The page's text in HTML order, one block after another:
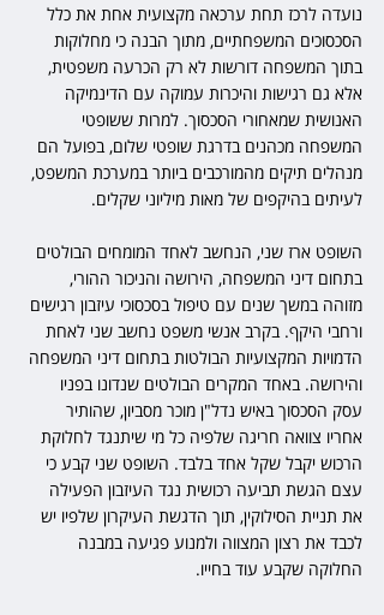
נועדה לרכז תחת ערכאה מקצועית אחת את כלל
הסכסוכים המשפחתיים, מתוך הבנה כי מחלוקות
בתוך המשפחה דורשות לא רק הכרעה משפטית,
אלא גם רגישות והיכרות עמוקה עם הדינמיקה
האנושית שמאחורי הסכסוך. למרות ששופטי
המשפחה מכהנים בדרגת שופטי שלום, בפועל הם
מנהלים תיקים מהמורכבים ביותר במערכת המשפט,
לעיתים בהיקפים של מאות מיליוני שקלים.
השופט ארז שני, הנחשב לאחד המומחים הבולטים
בתחום דיני המשפחה, הירושה והניכור ההורי,
מזוהה במשך שנים עם טיפול בסכסוכי עיזבון רגישים
ורחבי היקף. בקרב אנשי משפט נחשב שני לאחת
הדמויות המקצועיות הבולטות בתחום דיני המשפחה
והירושה. באחד המקרים הבולטים שנדונו בפניו
עסק הסכסוך באיש נדל"ן מוכר מסביון, שהותיר
אחריו צוואה חריגה שלפיה כל מי שיתנגד לחלוקת
הרכוש יקבל שקל אחד בלבד. השופט שני קבע כי
עצם הגשת תביעה רכושית נגד העיזבון הפעילה
את תניית הסילוקין, תוך הדגשת העיקרון שלפיו יש
לכבד את רצון המצווה ולמנוע פגיעה במבנה
החלוקה שקבע עוד בחייו.